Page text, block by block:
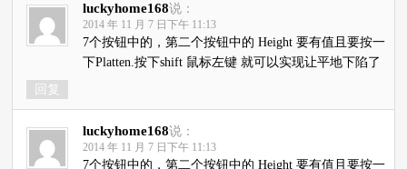
luckyhome168说：
2014 年 11 月 7 日下午 11:13
7个按钮中的，第二个按钮中的 Height 要有值且要按一
下Platten.按下shift 鼠标左键 就可以实现让平地下陷了
回复
luckyhome168说：
2014 年 11 月 7 日下午 11:13
7个按钮中的，第二个按钮中的 Height 要有值且要按一